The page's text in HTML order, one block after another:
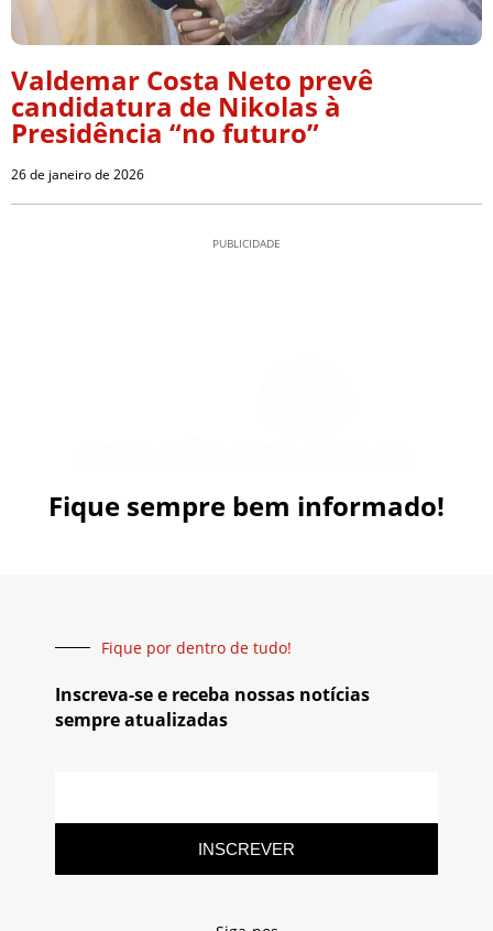
Valdemar Costa Neto prevê
candidatura de Nikolas à
Presidência “no futuro”
26 de janeiro de 2026
PUBLICIDADE
Fique sempre bem informado!
Fique por dentro de tudo!
Inscreva-se e receba nossas notícias
sempre atualizadas
INSCREVER